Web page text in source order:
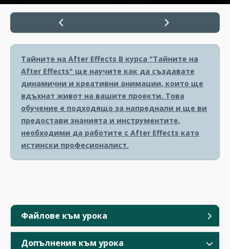
Файлове към урока
Допълнения към урока
Тайните на After Effects В курса "Тайните на
After Effects" ще научите как да създавате
динамични и креативни анимации, които ще
вдъхнат живот на вашите проекти. Това
обучение е подходящо за напреднали и ще ви
предостави знанията и инструментите,
необходими да работите с After Effects като
истински професионалист.